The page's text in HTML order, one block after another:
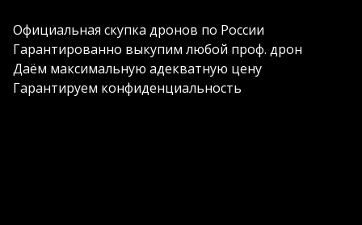
Официальная скупка дронов по России
Гарантированно выкупим любой проф. дрон
Даём максимальную адекватную цену
Гарантируем конфиденциальность